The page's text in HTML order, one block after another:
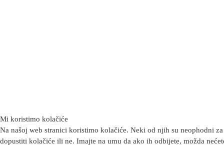
Mi koristimo kolačiće
Na našoj web stranici koristimo kolačiće. Neki od njih su neophodni
dopustiti kolačiće ili ne. Imajte na umu da ako ih odbijete, možda